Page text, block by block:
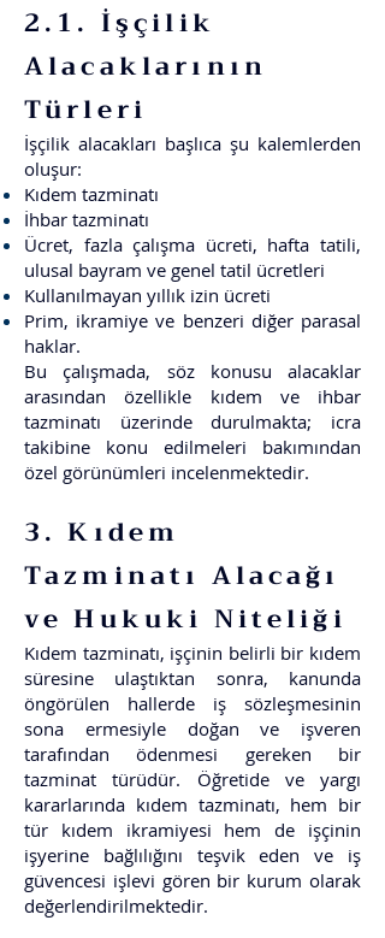
2.1. İşçilik
Alacaklarının
Türleri
İşçilik alacakları başlıca şu kalemlerden
oluşur:
Kıdem tazminatı
İhbar tazminatı
Ücret, fazla çalışma ücreti, hafta tatili,
ulusal bayram ve genel tatil ücretleri
Kullanılmayan yıllık izin ücreti
Prim, ikramiye ve benzeri diğer parasal
haklar.
Bu çalışmada, söz konusu alacaklar
arasından özellikle kıdem ve ihbar
tazminatı üzerinde durulmakta; icra
takibine konu edilmeleri bakımından
özel görünümleri incelenmektedir.
3. Kıdem
Tazminatı Alacağı
ve Hukuki Niteliği
Kıdem tazminatı, işçinin belirli bir kıdem
süresine ulaştıktan sonra, kanunda
öngörülen hallerde iş sözleşmesinin
sona ermesiyle doğan ve işveren
tarafından ödenmesi gereken bir
tazminat türüdür. Öğretide ve yargı
kararlarında kıdem tazminatı, hem bir
tür kıdem ikramiyesi hem de işçinin
işyerine bağlılığını teşvik eden ve iş
güvencesi işlevi gören bir kurum olarak
değerlendirilmektedir.